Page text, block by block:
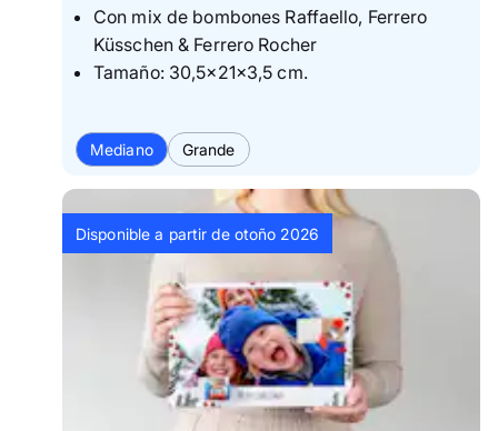
Con mix de bombones Raffaello, Ferrero
Küsschen & Ferrero Rocher
Tamaño: 30,5×21×3,5 cm.
Mediano Grande
Disponible a partir de otoño 2026